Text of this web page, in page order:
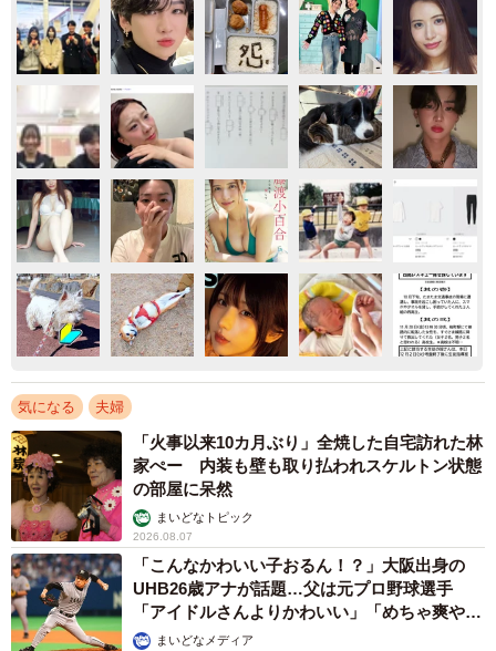
気になる 夫婦
「火事以来10カ月ぶり」全焼した自宅訪れた林
家ぺー 内装も壁も取り払われスケルトン状態
の部屋に呆然
まいどなトピック
2026.08.07
「こんなかわいい子おるん！？」大阪出身の
UHB26歳アナが話題…父は元プロ野球選手
「アイドルさんよりかわいい」「めちゃ爽や
か」まいどなメディア